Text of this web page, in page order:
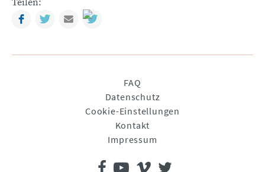
FacebookTwitterMail
FAQ
Datenschutz
Cookie-Einstellungen
Kontakt
Impressum